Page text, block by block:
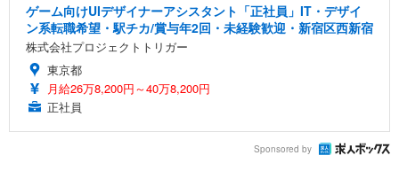
ゲーム向けUIデザイナーアシスタント「正社員」IT・デザイ
ン系転職希望・駅チカ/賞与年2回・未経験歓迎・新宿区西新宿
株式会社プロジェクトトリガー
東京都
月給26万8,200円～40万8,200円
正社員
Sponsored by